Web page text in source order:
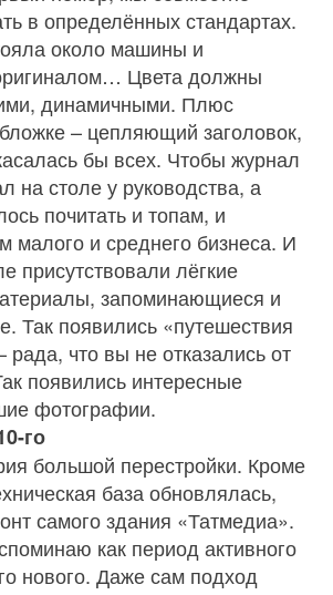
в определённых стандартах.
около машины и
Цвета должны
динамичными. Плюс
– цепляющий заголо­вок,
бы всех. Чтобы журнал
на столе у руководства, а
почитать и топам, и
малого и среднего бизнеса. И
присутствовали лёгкие
запоминающиеся и
Так появились «путешествия
что вы не отка­зались от
появились интересные
фотографии.
го
большой перестройки. Кроме
база обновлялась,
самого здания «Татмедиа».
как период активного
нового. Даже сам подход